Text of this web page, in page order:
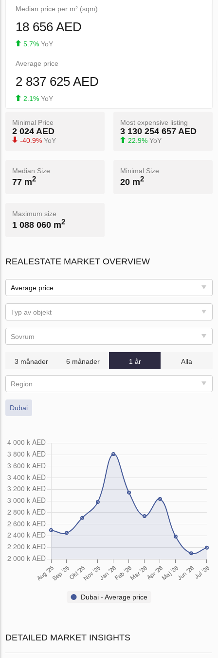
Median price per m² (sqm)
18 656 AED
5.7% YoY
Average price
2 837 625 AED
2.1% YoY
Minimal Price
2 024 AED
-40.9% YoY
Most expensive listing
3 130 254 657 AED
22.9% YoY
Median Size
77 m2
Minimal Size
20 m2
Maximum size
1 088 060 m2
REALESTATE MARKET OVERVIEW
Average price
Typ av objekt
Sovrum
3 månader 6 månader 1 år Alla
Region
Dubai
Dubai - Average price
DETAILED MARKET INSIGHTS